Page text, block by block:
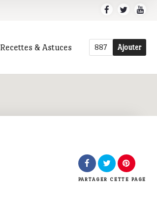
Recettes & Astuces 887 Ajouter
PARTAGER CETTE PAGE